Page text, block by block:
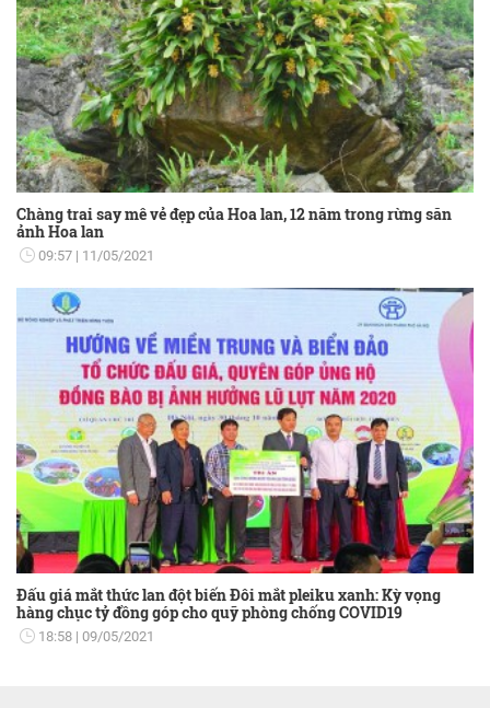
Chàng trai say mê vẻ đẹp của Hoa lan, 12 năm trong rừng săn
ảnh Hoa lan
09:57 11/05/2021
Đấu giá mắt thức lan đột biến Đôi mắt pleiku xanh: Kỳ vọng
hàng chục tỷ đồng góp cho quỹ phòng chống COVID19
18:58 09/05/2021